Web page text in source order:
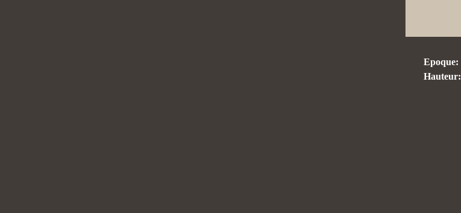
Epoque:
Hauteur: